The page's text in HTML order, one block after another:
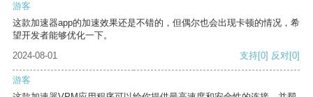
游客
这款加速器app的加速效果还是不错的，但偶尔也会出现卡顿的情况，希
望开发者能够优化一下。
2024-08-01
支持[0] 反对[0]
游客